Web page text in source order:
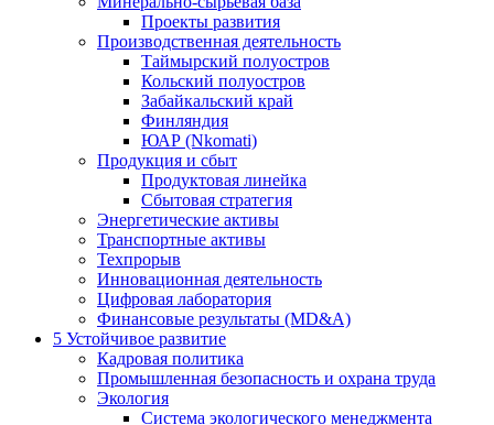
Проекты развития
Производственная деятельность
Таймырский полуостров
Кольский полуостров
Забайкальский край
Финляндия
ЮАР (Nkomati)
Продукция и сбыт
Продуктовая линейка
Сбытовая стратегия
Энергетические активы
Транспортные активы
Техпрорыв
Инновационная деятельность
Цифровая лаборатория
Финансовые результаты (MD&A)
5 Устойчивое развитие
Кадровая политика
Промышленная безопасность и охрана труда
Экология
Система экологического менеджмента